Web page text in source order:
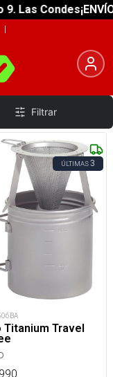
Las Condes
|
Filtrar
ÚLTIMAS3
Titanium Travel